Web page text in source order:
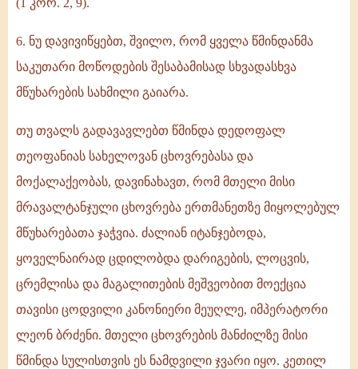
(1 კორ. 2, 9).
6. ნუ დავივიწყებთ, შვილო, რომ ყველა წმინდანმა
საკუთარი მოწოდების შესაბამისად სხვადასხვა
მწუხარების სახმილი გაიარა.
თუ თვალს გადავავლებთ წმინდა დედოფალ
თეოფანიას სახელოვან ცხოვრებასა და
მოქალაქეობას, დავინახავთ, რომ მთელი მისი
მრავალტანჯული ცხოვრება ერთმანეთზე მიყოლებულ
მწუხარებათა ჯაჭვია. ძალიან იტანჯებოდა,
ყოველნაირად ცდილობდა დარიგების, ლოცვის,
ცრემლისა და მაგალითების მეშვეობით მოექცია
თავისი ცოდვილი კანონიერი მეუღლე, იმპერატორი
ლეონ ბრძენი. მთელი ცხოვრების მანძილზე მისი
წმინდა სულისთვის ეს ნამდვილი ჯვარი იყო. კეთილ